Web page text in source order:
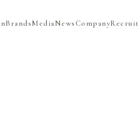
BrandsMediaNewsCompanyRecruit